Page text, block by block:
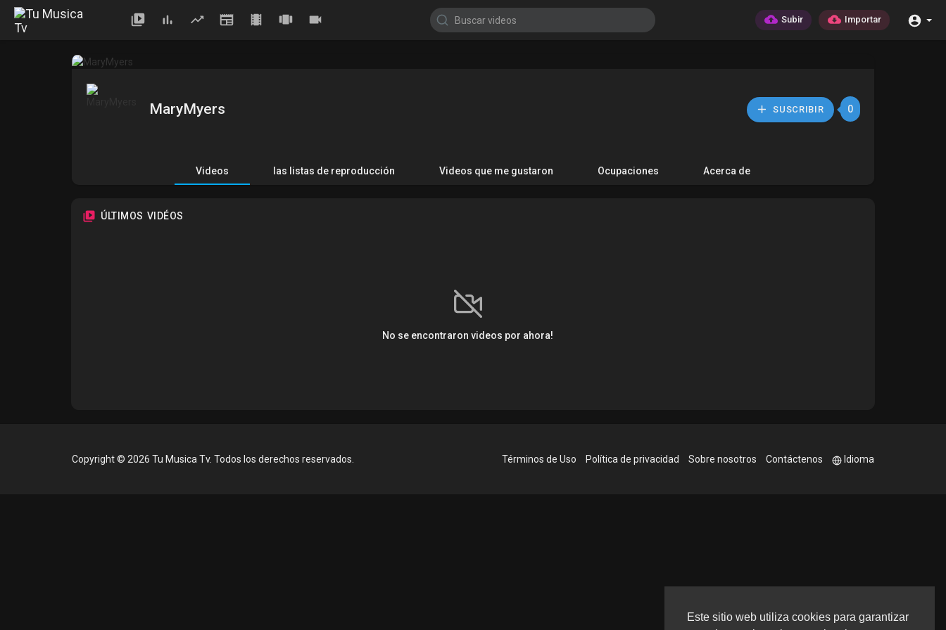
Este sitio web utiliza cookies para garantizar
Subir Importar
MaryMyers SUSCRIBIR 0
Videos las listas de reproducción Videos que me gustaron Ocupaciones Acerca de
ÚLTIMOS VIDÉOS
No se encontraron videos por ahora!
Copyright © 2026 Tu Musica Tv. Todos los derechos reservados. Términos de Uso Política de privacidad Sobre nosotros Contáctenos Idioma